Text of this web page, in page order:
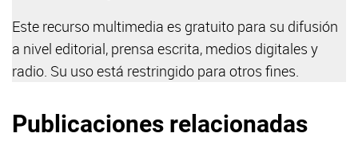
Este recurso multimedia es gratuito para su difusión
a nivel editorial, prensa escrita, medios digitales y
radio. Su uso está restringido para otros fines.
Publicaciones relacionadas